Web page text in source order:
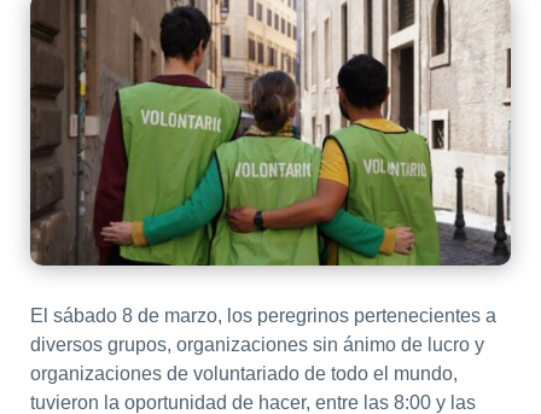
El sábado 8 de marzo, los peregrinos pertenecientes a
diversos grupos, organizaciones sin ánimo de lucro y
organizaciones de voluntariado de todo el mundo,
tuvieron la oportunidad de hacer, entre las 8:00 y las